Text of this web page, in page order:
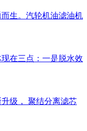
生。汽轮机油滤油机
在三点：一是脱水效
级， 聚结分离滤芯